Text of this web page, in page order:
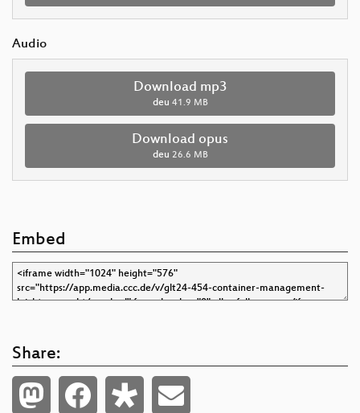
Audio
Download mp3
deu 41.9 MB
Download opus
deu 26.6 MB
Embed
Share: